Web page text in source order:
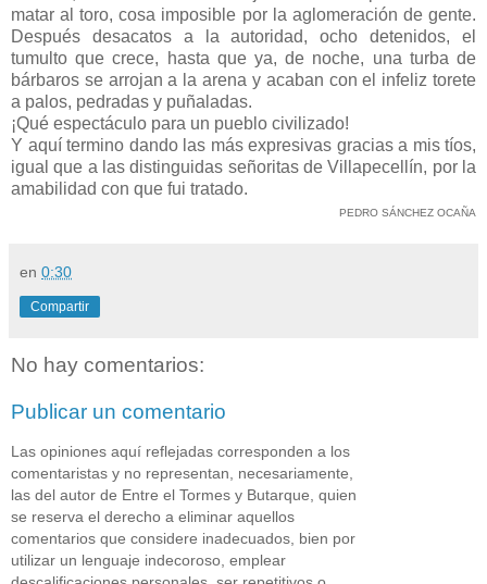
matar al toro, cosa imposible por la aglomeración de gente.
Después desacatos a la autoridad, ocho detenidos, el
tumulto que crece, hasta que ya, de noche, una turba de
bárbaros se arrojan a la arena y acaban con el infeliz torete
a palos, pedradas y puñaladas.
¡Qué espectáculo para un pueblo civilizado!
Y aquí termino dando las más expresivas gracias a mis tíos,
igual que a las distinguidas señoritas de Villapecellín, por la
amabilidad con que fui tratado.
PEDRO SÁNCHEZ OCAÑA
en 0:30
Compartir
No hay comentarios:
Publicar un comentario
Las opiniones aquí reflejadas corresponden a los
comentaristas y no representan, necesariamente,
las del autor de Entre el Tormes y Butarque, quien
se reserva el derecho a eliminar aquellos
comentarios que considere inadecuados, bien por
utilizar un lenguaje indecoroso, emplear